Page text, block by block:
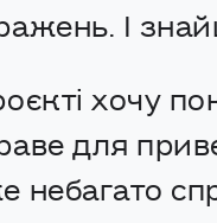
І
хочу
для
небагато